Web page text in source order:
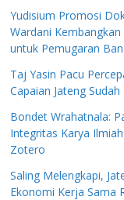
Yudisium Promosi
Wardani
untuk Pemugaran
Taj Yasin Pacu
Capaian Jateng
Bondet Wrahatnala:
Integritas Karya
Zotero
Saling Melengkapi,
Ekonomi Kerja Sama